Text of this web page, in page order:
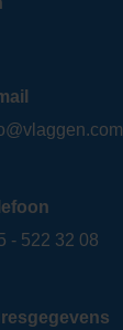
- 522 32 08